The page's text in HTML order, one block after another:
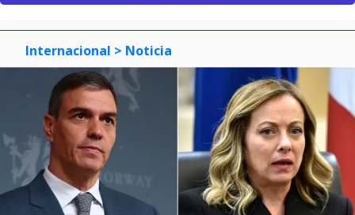
Internacional > Noticia